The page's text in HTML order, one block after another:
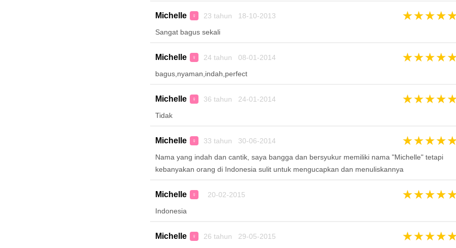
Michelle ♀ 23 tahun 18-10-2013 ★★★★
Sangat bagus sekali
Michelle ♀ 24 tahun 08-01-2014 ★★★★
bagus,nyaman,indah,perfect
Michelle ♀ 36 tahun 24-01-2014 ★★★★
Tidak
Michelle ♀ 33 tahun 30-06-2014 ★★★★
Nama yang indah dan cantik, saya bangga dan bersyukur memiliki nama "Michelle" tetapi
kebanyakan orang di Indonesia sulit untuk mengucapkan dan menuliskannya
Michelle ♀ 20-02-2015 ★★★★
Indonesia
Michelle ♀ 26 tahun 29-05-2015 ★★★★